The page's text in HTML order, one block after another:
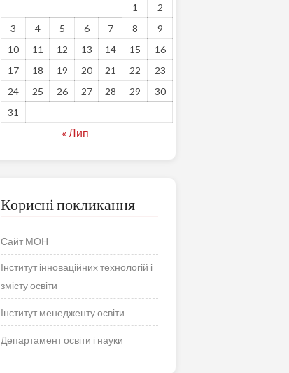
1
2
3
4 5 6 7 8
9
10
11 12 13 14 15
16
17
18 19 20 21 22
23
24
25 26 27 28 29
30
31
« Лип
Корисні покликання
Сайт МОН
Інститут інноваційних технологій і
змісту освіти
Інститут менедженту освіти
Департамент освіти і науки